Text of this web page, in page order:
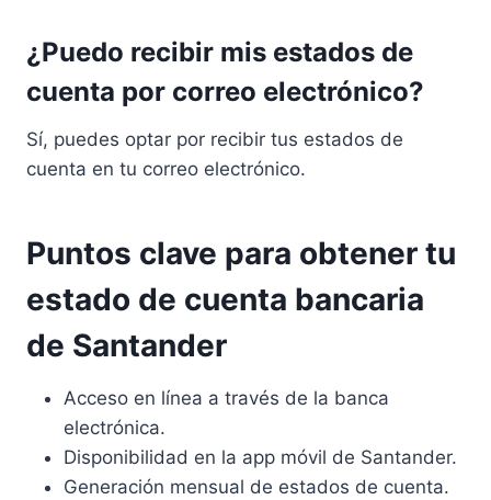
¿Puedo recibir mis estados de
cuenta por correo electrónico?
Sí, puedes optar por recibir tus estados de
cuenta en tu correo electrónico.
Puntos clave para obtener tu
estado de cuenta bancaria
de Santander
Acceso en línea a través de la banca
electrónica.
Disponibilidad en la app móvil de Santander.
Generación mensual de estados de cuenta.